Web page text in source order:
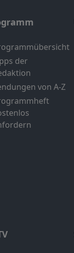
der
von A-Z